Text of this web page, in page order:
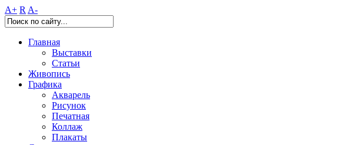
A+ R A-
Главная
Выставки
Статьи
Живопись
Графика
Акварель
Рисунок
Печатная
Коллаж
Плакаты